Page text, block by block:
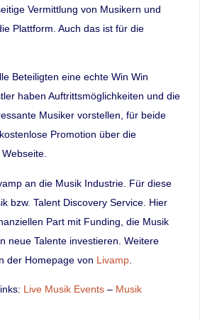
Vermittlung von Musikern und
Plattform. Auch das ist für die
Beteiligten eine echte Win Win
haben Auftrittsmöglichkeiten und die
Musiker vorstellen, für beide
Promotion über die
an die Musik Industrie. Für diese
bzw. Talent Discovery Service. Hier
Part mit Funding, die Musik
neue Talente investieren. Weitere
der Homepage von Livamp.
Live Musik Events– Musik